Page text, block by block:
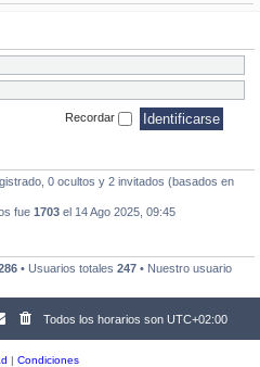
Recordar
0 ocultos y 2 invitados (basados en
fue 1703 el 14 Ago 2025, 09:45
• Usuarios totales 247 • Nuestro usuario
Todos los horarios son UTC+02:00
| Condiciones